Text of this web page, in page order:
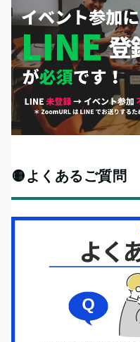
🟡よくあるご質問